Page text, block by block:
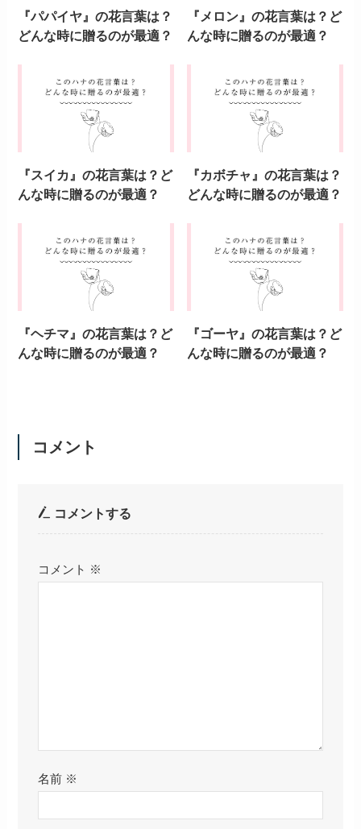
『パパイヤ』の花言葉は？
どんな時に贈るのが最適？
『メロン』の花言葉は？ど
んな時に贈るのが最適？
『スイカ』の花言葉は？ど
んな時に贈るのが最適？
『カボチャ』の花言葉は？
どんな時に贈るのが最適？
『ヘチマ』の花言葉は？ど
んな時に贈るのが最適？
『ゴーヤ』の花言葉は？ど
んな時に贈るのが最適？
コメント
コメントする
コメント ※
名前 ※